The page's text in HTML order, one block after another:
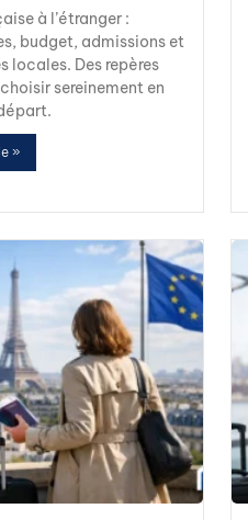
à l’étranger :
budget, admissions et
locales. Des repères
sereinement en
»